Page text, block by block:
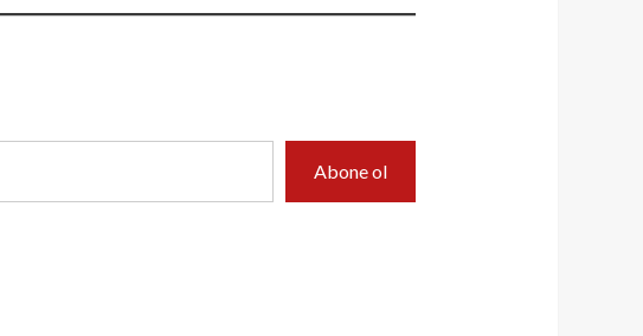
Abone ol